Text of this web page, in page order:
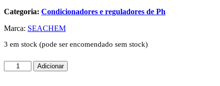
Categoria: Condicionadores e reguladores de Ph
Marca: SEACHEM
3 em stock (pode ser encomendado sem stock)
Quantidade
de
Adicionar